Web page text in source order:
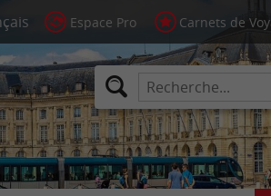
Espace Pro Carnets de